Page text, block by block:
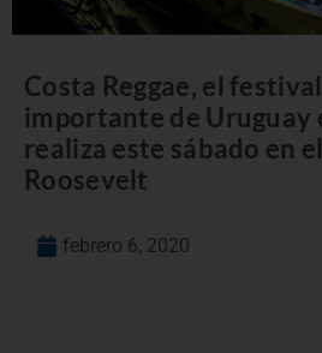
Costa Reggae, el
importante de Uruguay
realiza este sábado en
Roosevelt
febrero 6, 2020